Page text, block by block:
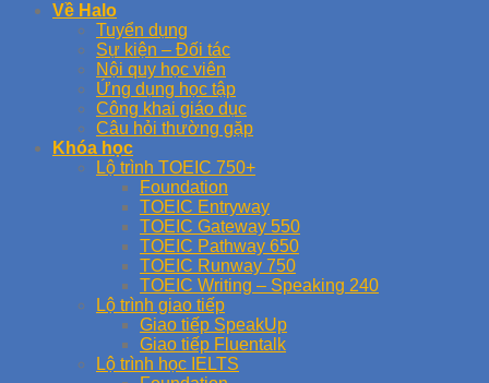
Về Halo
Tuyển dụng
Sự kiện – Đối tác
Nội quy học viên
Ứng dụng học tập
Công khai giáo dục
Câu hỏi thường gặp
Khóa học
Lộ trình TOEIC 750+
Foundation
TOEIC Entryway
TOEIC Gateway 550
TOEIC Pathway 650
TOEIC Runway 750
TOEIC Writing – Speaking 240
Lộ trình giao tiếp
Giao tiếp SpeakUp
Giao tiếp Fluentalk
Lộ trình học IELTS